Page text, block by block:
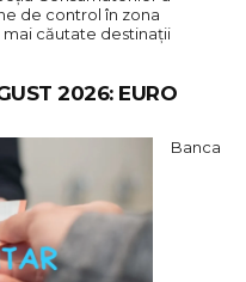
de control în zona
căutate destinații
2026: EURO
Banca